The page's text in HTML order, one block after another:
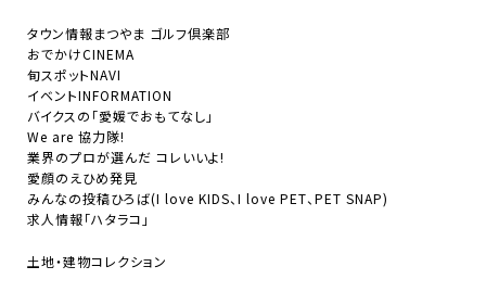
タウン情報まつやま ゴルフ倶楽部
おでかけCINEMA
旬スポットNAVI
イベントINFORMATION
バイクスの「愛媛でおもてなし」
We are 協力隊!
業界のプロが選んだ コレいいよ!
愛顔のえひめ発見
みんなの投稿ひろば(I love KIDS、I love PET、PET SNAP)
求人情報「ハタラコ」
土地・建物コレクション